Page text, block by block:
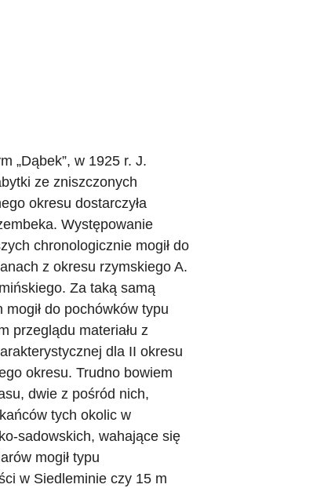
„Dąbek”, w 1925 r. J.
ze zniszczonych
okresu dostarczyła
Występowanie
chronologicznie mogił do
z okresu rzymskiego A.
Za taką samą
do pochówków typu
przeglądu materiału z
dla II okresu
okresu. Trudno bowiem
dwie z pośród nich,
tych okolic w
sadowskich, wahające się
mogił typu
w Siedleminie czy 15 m